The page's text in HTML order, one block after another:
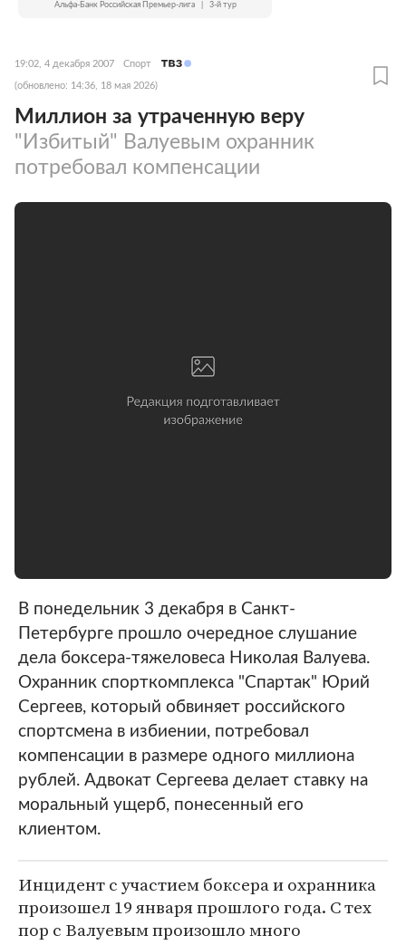
Альфа-Банк Российская Премьер-лига 3-й тур
19:02, 4 декабря 2007 Спорт
(обновлено: 14:36, 18 мая 2026)
Миллион за утраченную веру
"Избитый" Валуевым охранник
потребовал компенсации
В понедельник 3 декабря в Санкт-
Петербурге прошло очередное слушание
дела боксера-тяжеловеса Николая Валуева.
Охранник спорткомплекса "Спартак" Юрий
Сергеев, который обвиняет российского
спортсмена в избиении, потребовал
компенсации в размере одного миллиона
рублей. Адвокат Сергеева делает ставку на
моральный ущерб, понесенный его
клиентом.
Инцидент с участием боксера и охранника
произошел 19 января прошлого года. С тех
пор с Валуевым произошло много